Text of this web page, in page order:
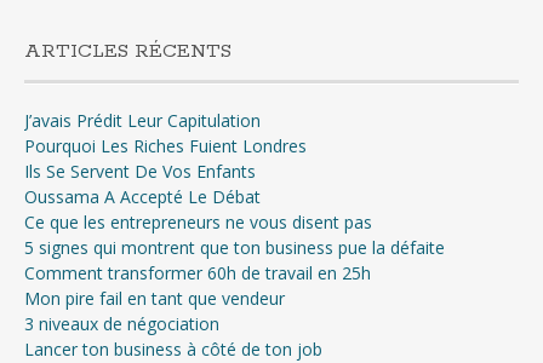
ARTICLES RÉCENTS
J’avais Prédit Leur Capitulation
Pourquoi Les Riches Fuient Londres
Ils Se Servent De Vos Enfants
Oussama A Accepté Le Débat
Ce que les entrepreneurs ne vous disent pas
5 signes qui montrent que ton business pue la défaite
Comment transformer 60h de travail en 25h
Mon pire fail en tant que vendeur
3 niveaux de négociation
Lancer ton business à côté de ton job